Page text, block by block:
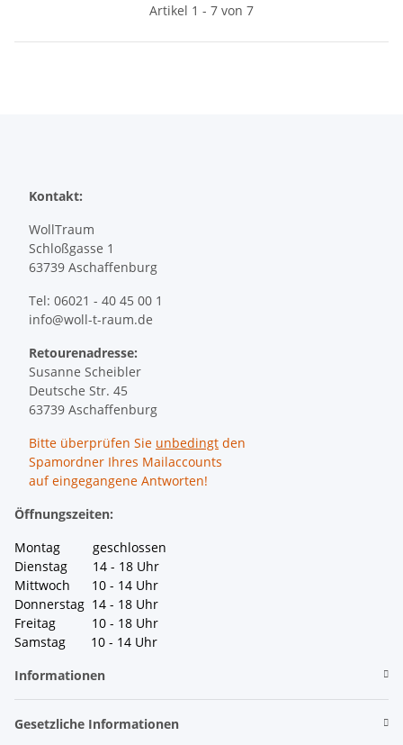
Artikel 1 - 7 von 7
Kontakt:
WollTraum
Schloßgasse 1
63739 Aschaffenburg
Tel: 06021 - 40 45 00 1
info@woll-t-raum.de
Retourenadresse:
Susanne Scheibler
Deutsche Str. 45
63739 Aschaffenburg
Bitte überprüfen Sie unbedingt den
Spamordner Ihres Mailaccounts
auf eingegangene Antworten!
Öffnungszeiten:
Montag geschlossen
Dienstag 14 - 18 Uhr
Mittwoch 10 - 14 Uhr
Donnerstag 14 - 18 Uhr
Freitag 10 - 18 Uhr
Samstag 10 - 14 Uhr
Informationen
Gesetzliche Informationen